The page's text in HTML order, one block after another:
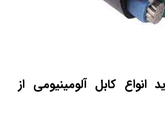
کابل آلومینیومی از